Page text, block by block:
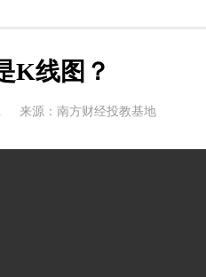
K线图？
来源：南方财经投教基地